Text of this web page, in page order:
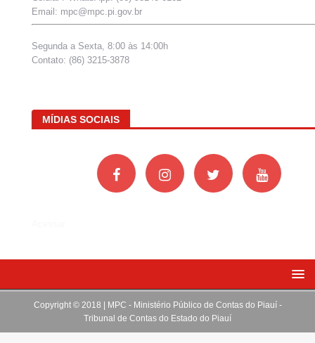
Email: mpc@mpc.pi.gov.br
Segunda a Sexta, 8:00 às 14:00h
Contato: (86) 3215-3878
MÍDIAS SOCIAIS
Copyright © 2018 | MPC - Ministério Público de Contas do Piauí -
Tribunal de Contas do Estado do Piauí